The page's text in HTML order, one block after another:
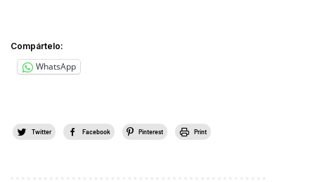
Compártelo:
WhatsApp
Twitter Facebook Pinterest Print